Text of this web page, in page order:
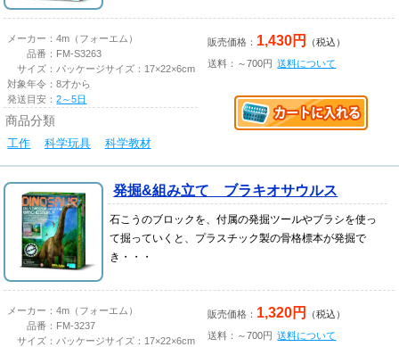
メーカー：4m（フォーエム）
品番： FM-S3263
サイズ： パッケージサイズ：17×22×6cm
対象年令：8才から
発送目安：2～5日
商品分類
工作 科学玩具 科学教材
販売価格： 1,430円
（税込）
送料：～700円 送料について
発掘&組み立て ブラキオサウルス
石こうのブロックを、付属の発掘ツールやブラシを使っ
て掘っていくと、プラスチック製の骨格標本が発掘で
き・・・
メーカー：4m（フォーエム）
品番： FM-3237
サイズ： パッケージサイズ：17×22×6cm
販売価格： 1,320円
（税込）
送料：～700円 送料について